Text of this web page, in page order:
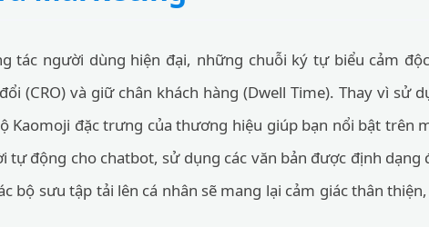
tác người dùng hiện đại, những chuỗi ký tự biểu cảm
(CRO) và giữ chân khách hàng (Dwell Time). Thay vì sử
Kaomoji đặc trưng của thương hiệu giúp bạn nổi bật trên
tự động cho chatbot, sử dụng các văn bản được định dạng
bộ sưu tập tải lên cá nhân sẽ mang lại cảm giác thân